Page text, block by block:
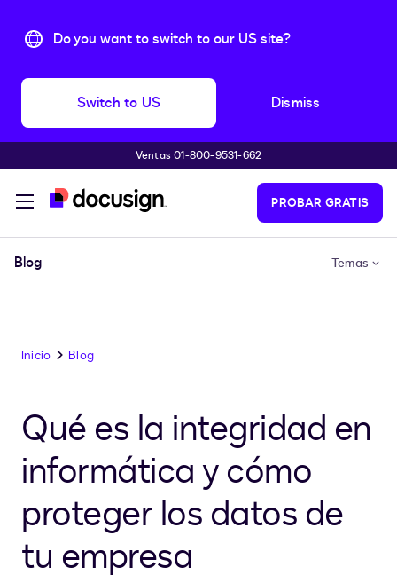
Do you want to switch to our US site?
Switch to US Dismiss
Accede al contenido principalVentas 01-800-9531-662
PROBAR GRATIS
Blog Temas
Inicio Blog
Qué es la integridad en
informática y cómo
proteger los datos de
tu empresa